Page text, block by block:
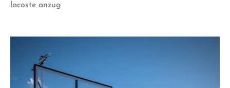
lacoste anzug